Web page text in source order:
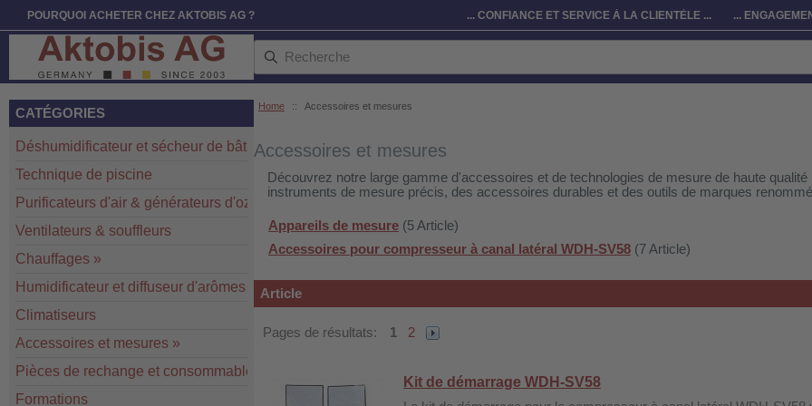
POURQUOI ACHETER CHEZ AKTOBIS AG ? ... CONFIANCE ET SERVICE À LA CLIENTÈLE ... ...
Home :: Accessoires et mesures
Accessoires et mesures
Découvrez notre large gamme d'accessoires et de technologies de mesure de haute
instruments de mesure précis, des accessoires durables et des outils de marques
Appareils de mesure (5 Article)
Accessoires pour compresseur à canal latéral WDH-SV58 (7 Article)
Article
Pages de résultats: 1 2
Kit de démarrage WDH-SV58
CATÉGORIES
Déshumidificateur et sécheur de bâtiment»
Technique de piscine
Purificateurs d'air & générateurs d'ozone
Ventilateurs & souffleurs
Chauffages »
Humidificateur et diffuseur d'arômes
Climatiseurs
Accessoires et mesures »
Pièces de rechange et consommables
Formations